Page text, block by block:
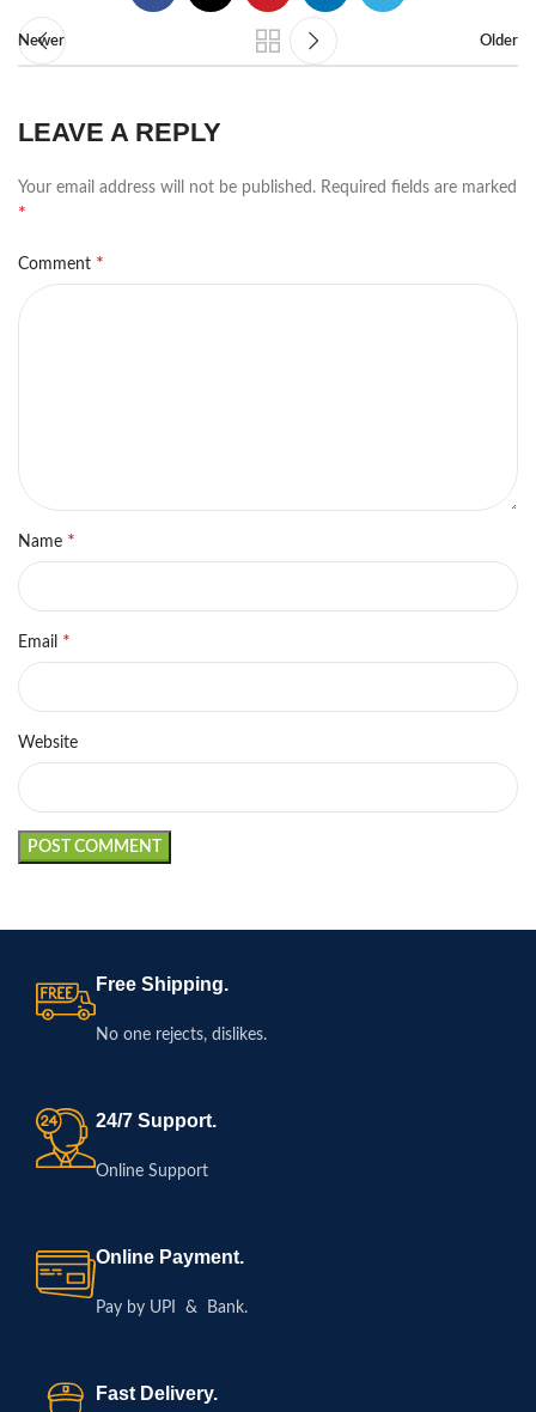
Newer Older
LEAVE A REPLY
Your email address will not be published. Required fields are marked
*
Comment *
Name *
Email *
Website
Free Shipping.
No one rejects, dislikes.
24/7 Support.
Online Support
Online Payment.
Pay by UPI & Bank.
Fast Delivery.